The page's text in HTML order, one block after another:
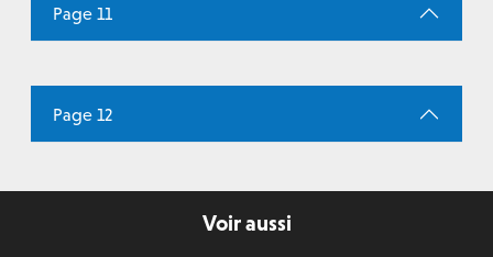
Page 11
Page 12
Voir aussi